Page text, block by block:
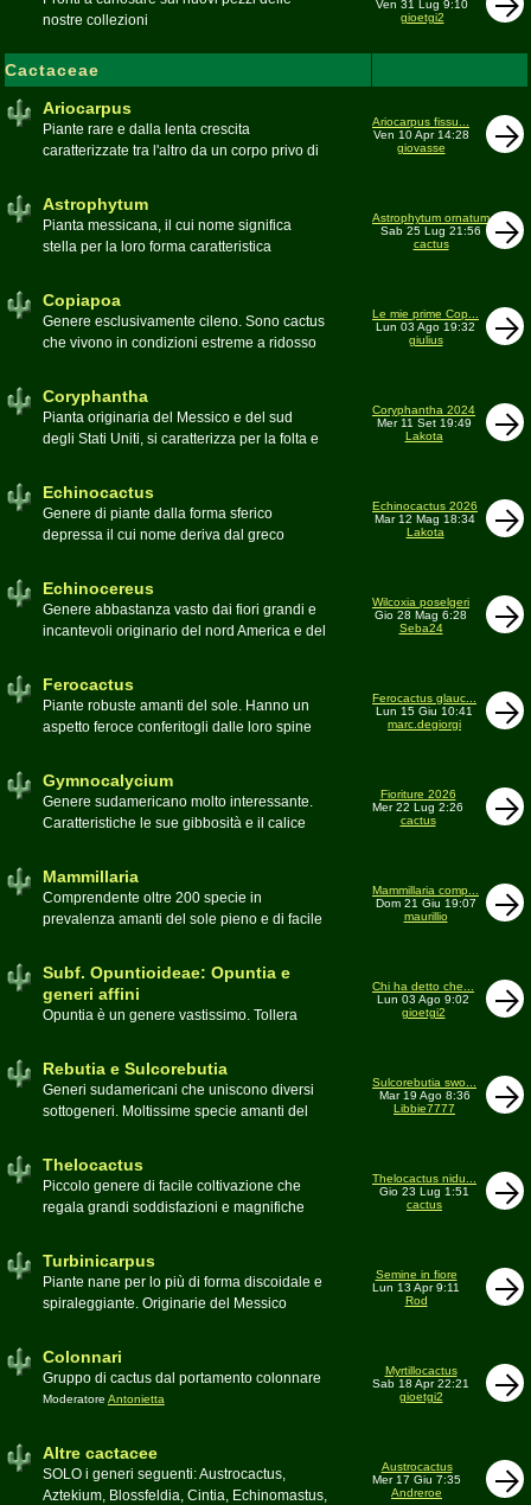
nostre collezioni
Ven 31 Lug 9:10
gioetgi2
Cactaceae
Ariocarpus
Piante rare e dalla lenta crescita
caratterizzate tra l'altro da un corpo privo di
alto rischio di scomparsa in habitat. Amanti
di terricci calcarei e ben drenati
Moderatore
Ariocarpus fissu...
Ven 10 Apr 14:28
giovasse
Astrophytum
Pianta messicana, il cui nome significa
stella per la loro forma caratteristica
Astrophytum ornatum
Sab 25 Lug 21:56
cactus
Copiapoa
Genere esclusivamente cileno. Sono cactus
che vivono in condizioni estreme a ridosso
ModeratoreLuca
Le mie prime Cop...
Lun 03 Ago 19:32
giulius
Coryphantha
Pianta originaria del Messico e del sud
degli Stati Uniti, si caratterizza per la folta e
ànthos (fiore) per via dei suoi fiori che
spuntano sulla cima della pianta
Moderatore
Coryphantha 2024
Mer 11 Set 19:49
Lakota
Echinocactus
Genere di piante dalla forma sferico
depressa il cui nome deriva dal greco
denominati cactus barile per il loro notevole
pessimo
Echinocactus 2026
Mar 12 Mag 18:34
Lakota
Echinocereus
Genere abbastanza vasto dai fiori grandi e
incantevoli originario del nord America e del
Wilcoxia poselgeri
Gio 28 Mag 6:28
Seba24
Ferocactus
Piante robuste amanti del sole. Hanno un
aspetto feroce conferitogli dalle loro spine
Ferocactus glauc...
Lun 15 Giu 10:41
marc.degiorgi
Gymnocalycium
Genere sudamericano molto interessante.
Caratteristiche le sue gibbosità e il calice
Fioriture 2026
Mer 22 Lug 2:26
cactus
Mammillaria
Comprendente oltre 200 specie in
prevalenza amanti del sole pieno e di facile
Mammillaria comp...
Dom 21 Giu 19:07
maurillio
Subf. Opuntioideae: Opuntia e
generi affini
Opuntia è un genere vastissimo. Tollera
Canada. Caratteristiche le temute spine
carnosi spesso commestibili
Chi ha detto che...
Lun 03 Ago 9:02
gioetgi2
Rebutia e Sulcorebutia
Generi sudamericani che uniscono diversi
sottogeneri. Moltissime specie amanti del
Sulcorebutia swo...
Mar 19 Ago 8:36
Libbie7777
Thelocactus
Piccolo genere di facile coltivazione che
regala grandi soddisfazioni e magnifiche
Thelocactus nidu...
Gio 23 Lug 1:51
cactus
Turbinicarpus
Piante nane per lo più di forma discoidale e
spiraleggiante. Originarie del Messico
Semine in fiore
Lun 13 Apr 9:11
Rod
Colonnari
Gruppo di cactus dal portamento colonnare
Moderatore Antonietta
Myrtillocactus
Sab 18 Apr 22:21
gioetgi2
Altre cactacee
SOLO i generi seguenti: Austrocactus,
Aztekium, Blossfeldia, Cintia, Echinomastus,
Austrocactus
Mer 17 Giu 7:35
Andreroe